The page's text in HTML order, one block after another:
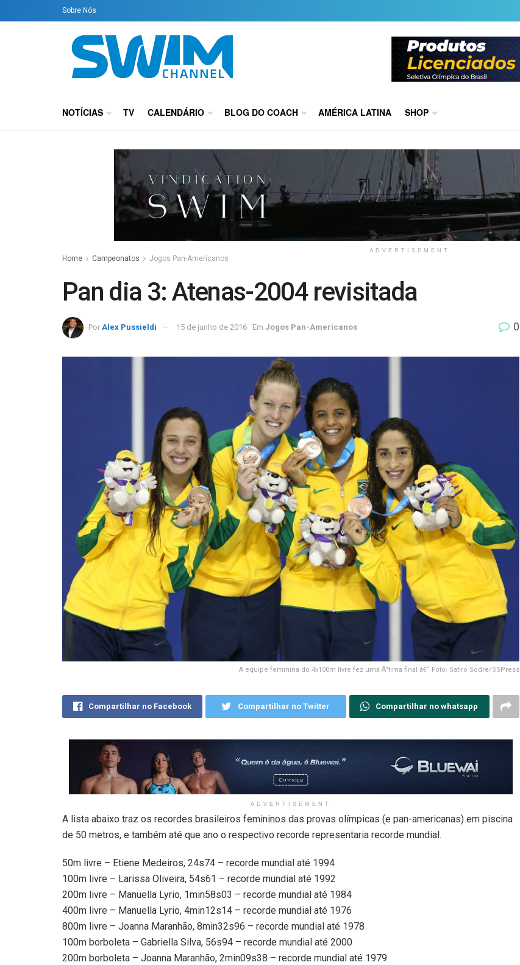
Sobre Nós
NOTÍCIAS TV CALENDÁRIO BLOG DO COACH AMÉRICA LATINA SHOP
ADVERTISEMENT
Home Campeonatos Jogos Pan-Americanos
Pan dia 3: Atenas-2004 revisitada
Por Alex Pussieldi 15 de junho de 2016 Em Jogos Pan-Americanos 0
A equipe feminina do 4x100m livre fez uma Ã³tima final â€“ Foto: Satiro Sodre/SSPress
Compartilhar no Facebook Compartilhar no Twitter Compartilhar no whatsapp
ADVERTISEMENT
A lista abaixo traz os recordes brasileiros femininos das provas olímpicas (e pan-americanas) em piscina
de 50 metros, e também até que ano o respectivo recorde representaria recorde mundial.
50m livre – Etiene Medeiros, 24s74 – recorde mundial até 1994
100m livre – Larissa Oliveira, 54s61 – recorde mundial até 1992
200m livre – Manuella Lyrio, 1min58s03 – recorde mundial até 1984
400m livre – Manuella Lyrio, 4min12s14 – recorde mundial até 1976
800m livre – Joanna Maranhão, 8min32s96 – recorde mundial até 1978
100m borboleta – Gabriella Silva, 56s94 – recorde mundial até 2000
200m borboleta – Joanna Maranhão, 2min09s38 – recorde mundial até 1979